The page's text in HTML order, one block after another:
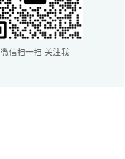
微信扫一扫 关注我